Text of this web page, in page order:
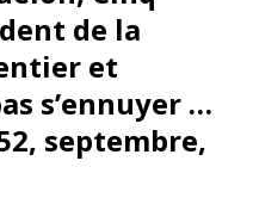
de la
et
s’ennuyer …
septembre,